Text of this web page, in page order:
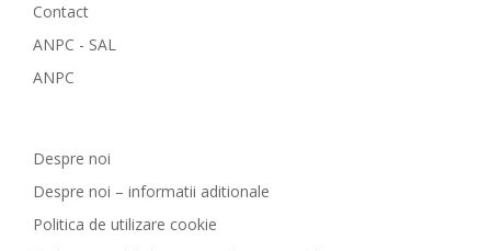
Contact
ANPC - SAL
ANPC
Despre noi
Despre noi – informatii aditionale
Politica de utilizare cookie